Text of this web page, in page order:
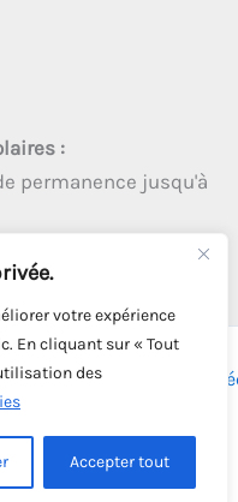
votre expérience
En cliquant sur « Tout
des
Accepter tout
:
permanence jusqu'à
- | Webmaster